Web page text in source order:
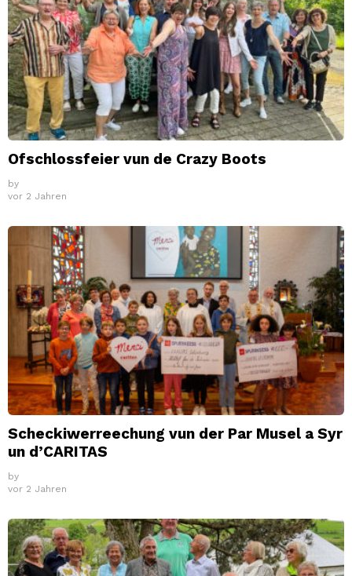
Ofschlossfeier vun de Crazy Boots
by
vor 2 Jahren
Scheckiwerreechung vun der Par Musel a Syr
un d’CARITAS
by
vor 2 Jahren